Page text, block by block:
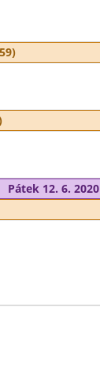
Pátek 12. 6. 2020